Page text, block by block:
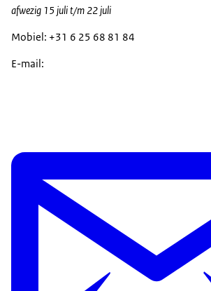
afwezig 15 juli t/m 22 juli
Mobiel: +31 6 25 68 81 84
E-mail: